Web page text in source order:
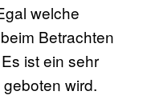
welche
Betrachten
ist ein sehr
wird.